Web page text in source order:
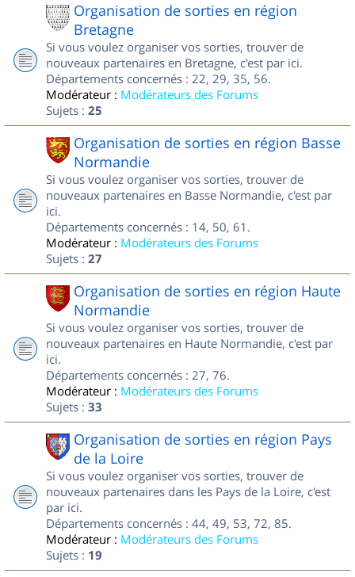
Organisation de sorties en région
Bretagne
Si vous voulez organiser vos sorties, trouver de
nouveaux partenaires en Bretagne, c'est par ici.
Départements concernés : 22, 29, 35, 56.
Modérateur : Modérateurs des Forums
Sujets : 25
Organisation de sorties en région Basse
Normandie
Si vous voulez organiser vos sorties, trouver de
nouveaux partenaires en Basse Normandie, c'est par
ici.
Départements concernés : 14, 50, 61.
Modérateur : Modérateurs des Forums
Sujets : 27
Organisation de sorties en région Haute
Normandie
Si vous voulez organiser vos sorties, trouver de
nouveaux partenaires en Haute Normandie, c'est par
ici.
Départements concernés : 27, 76.
Modérateur : Modérateurs des Forums
Sujets : 33
Organisation de sorties en région Pays
de la Loire
Si vous voulez organiser vos sorties, trouver de
nouveaux partenaires dans les Pays de la Loire, c'est
par ici.
Départements concernés : 44, 49, 53, 72, 85.
Modérateur : Modérateurs des Forums
Sujets : 19